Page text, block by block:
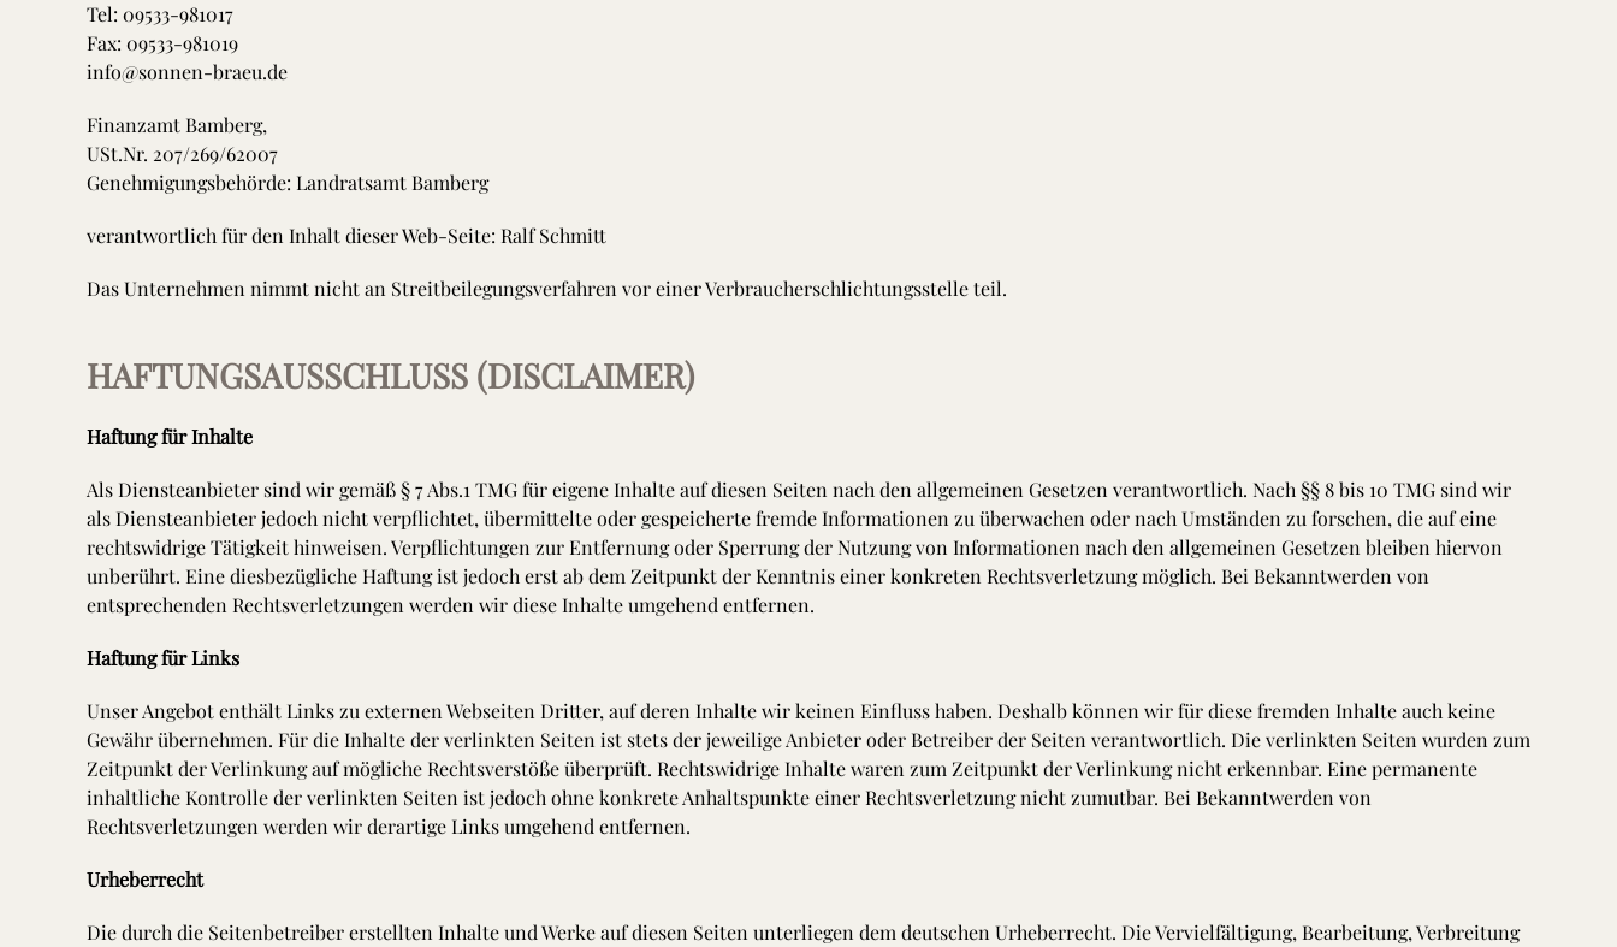
Tel: 09533-981017
Fax: 09533-981019
info@sonnen-braeu.de
Finanzamt Bamberg,
USt.Nr. 207/269/62007
Genehmigungsbehörde: Landratsamt Bamberg
verantwortlich für den Inhalt dieser Web-Seite: Ralf Schmitt
Das Unternehmen nimmt nicht an Streitbeilegungsverfahren vor einer Verbraucherschlichtungsstelle teil.
HAFTUNGSAUSSCHLUSS (DISCLAIMER)
Haftung für Inhalte
Als Diensteanbieter sind wir gemäß § 7 Abs.1 TMG für eigene Inhalte auf diesen Seiten nach den allgemeinen Gesetzen verantwortlich. Nach §§ 8 bis 10 TMG sind wir
als Diensteanbieter jedoch nicht verpflichtet, übermittelte oder gespeicherte fremde Informationen zu überwachen oder nach Umständen zu forschen, die auf eine
rechtswidrige Tätigkeit hinweisen. Verpflichtungen zur Entfernung oder Sperrung der Nutzung von Informationen nach den allgemeinen Gesetzen bleiben hiervon
unberührt. Eine diesbezügliche Haftung ist jedoch erst ab dem Zeitpunkt der Kenntnis einer konkreten Rechtsverletzung möglich. Bei Bekanntwerden von
entsprechenden Rechtsverletzungen werden wir diese Inhalte umgehend entfernen.
Haftung für Links
Unser Angebot enthält Links zu externen Webseiten Dritter, auf deren Inhalte wir keinen Einfluss haben. Deshalb können wir für diese fremden Inhalte auch keine
Gewähr übernehmen. Für die Inhalte der verlinkten Seiten ist stets der jeweilige Anbieter oder Betreiber der Seiten verantwortlich. Die verlinkten Seiten wurden zum
Zeitpunkt der Verlinkung auf mögliche Rechtsverstöße überprüft. Rechtswidrige Inhalte waren zum Zeitpunkt der Verlinkung nicht erkennbar. Eine permanente
inhaltliche Kontrolle der verlinkten Seiten ist jedoch ohne konkrete Anhaltspunkte einer Rechtsverletzung nicht zumutbar. Bei Bekanntwerden von
Rechtsverletzungen werden wir derartige Links umgehend entfernen.
Urheberrecht
Die durch die Seitenbetreiber erstellten Inhalte und Werke auf diesen Seiten unterliegen dem deutschen Urheberrecht. Die Vervielfältigung, Bearbeitung, Verbreitung